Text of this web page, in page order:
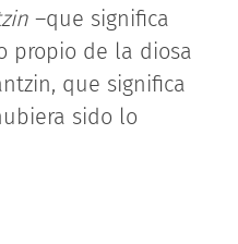
–que significa
propio de la diosa
que significa
sido lo